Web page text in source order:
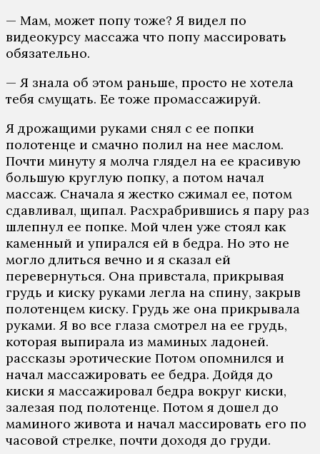
— Мам, может попу тоже? Я видел по
видеокурсу массажа что попу массировать
обязательно.
— Я знала об этом раньше, просто не хотела
тебя смущать. Ее тоже промассажируй.
Я дрожащими руками снял с ее попки
полотенце и смачно полил на нее маслом.
Почти минуту я молча глядел на ее красивую
большую круглую попку, а потом начал
массаж. Сначала я жестко сжимал ее, потом
сдавливал, щипал. Расхрабрившись я пару раз
шлепнул ее попке. Мой член уже стоял как
каменный и упирался ей в бедра. Но это не
могло длиться вечно и я сказал ей
перевернуться. Она привстала, прикрывая
грудь и киску руками легла на спину, закрыв
полотенцем киску. Грудь же она прикрывала
руками. Я во все глаза смотрел на ее грудь,
которая выпирала из маминых ладоней.
рассказы эротические Потом опомнился и
начал массажировать ее бедра. Дойдя до
киски я массажировал бедра вокруг киски,
залезая под полотенце. Потом я дошел до
маминого живота и начал массировать его по
часовой стрелке, почти доходя до груди.